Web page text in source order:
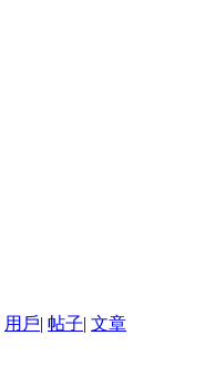
用戶| 帖子| 文章